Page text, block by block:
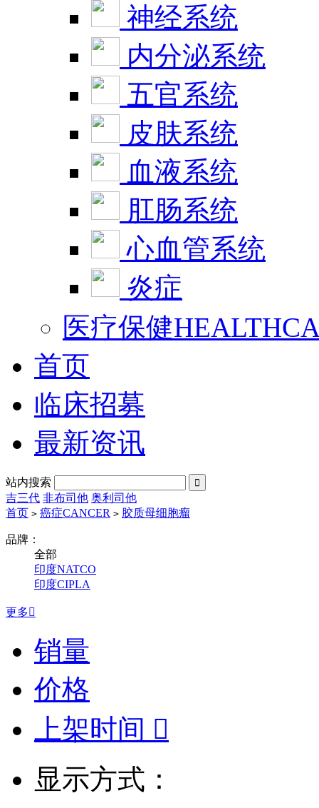
神经系统
内分泌系统
五官系统
皮肤系统
血液系统
肛肠系统
心血管系统
炎症
医疗保健
首页
临床招募
最新资讯
站内搜索 
吉三代 非布司他 奥利司他
首页 > 癌症CANCER > 胶质母细胞瘤
品牌：
全部
印度NATCO
印度CIPLA
更多
销量
价格
上架时间 
显示方式：